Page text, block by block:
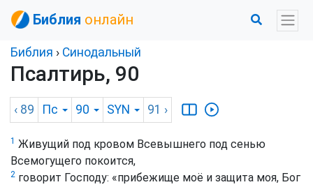
Библия онлайн
Библия › Синодальный
Псалтирь, 90
‹ 89 Пс 90 SYN 91 ›
1 Живущий под кровом Всевышнего под сенью
Всемогущего покоится,
2 говорит Господу: «прибежище моё и защита моя, Бог